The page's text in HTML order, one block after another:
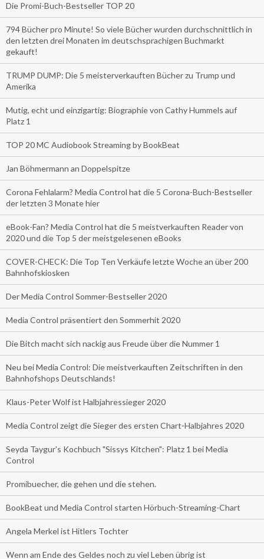
Die Promi-Buch-Bestseller TOP 20
794 Bücher pro Minute! So viele Bücher wurden durchschnittlich in
den letzten drei Monaten im deutschsprachigen Buchmarkt
gekauft!
TRUMP DUMP: Die 5 meisterverkauften Bücher zu Trump und
Amerika
Mutig, echt und einzigartig: Biographie von Cathy Hummels auf
Platz 1
TOP 20 MC Audiobook Streaming by BookBeat
Jan Böhmermann an Doppelspitze
Corona Fehlalarm? Media Control hat die 5 Corona-Buch-Bestseller
der letzten 3 Monate hier
eBook-Fan? Media Control hat die 5 meistverkauften Reader von
2020 und die Top 5 der meistgelesenen eBooks
COVER-CHECK: Die Top Ten Verkäufe letzte Woche an über 200
Bahnhofskiosken
Der Media Control Sommer-Bestseller 2020
Media Control präsentiert den Sommerhit 2020
Die Bitch macht sich nackig aus Freude über die Nummer 1
Neu bei Media Control: Die meistverkauften Zeitschriften in den
Bahnhofshops Deutschlands!
Klaus-Peter Wolf ist Halbjahressieger 2020
Media Control zeigt die Sieger des ersten Chart-Halbjahres 2020
Seyda Taygur's Kochbuch "Sissys Kitchen": Platz 1 bei Media
Control
Promibuecher, die gehen und die stehen.
BookBeat und Media Control starten Hörbuch-Streaming-Chart
Angela Merkel ist Hitlers Tochter
Wenn am Ende des Geldes noch zu viel Leben übrig ist